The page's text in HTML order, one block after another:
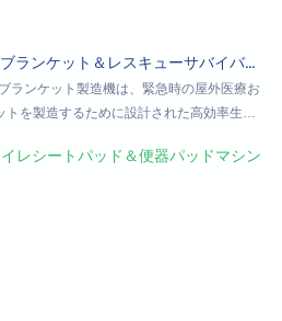
ランケット＆レスキューサバイバル
ランケット製造機は、緊急時の屋外医療お
を製造するために設計された高効率生産
れらのブランケットは、優れた断熱性、防